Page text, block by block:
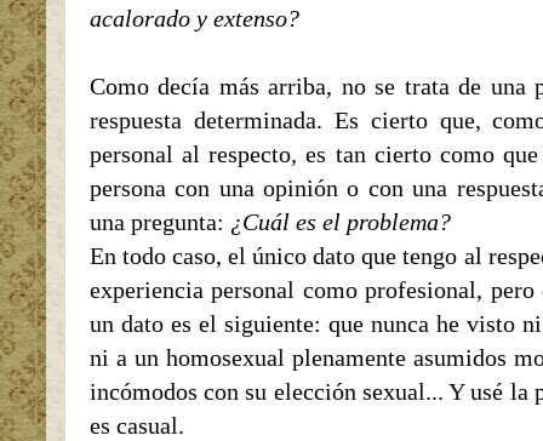
acalorado y extenso?
Como decía más arriba, no se trata de una
respuesta determinada. Es cierto que,
personal al respecto, es tan cierto como
persona con una opinión o con una
una pregunta: ¿Cuál es el problema?
En todo caso, el único dato que tengo al
experiencia personal como profesional,
un dato es el siguiente: que nunca he visto
ni a un homosexual plenamente asumidos
incómodos con su elección sexual... Y usé
es casual.